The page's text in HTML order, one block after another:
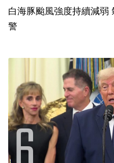
白海豚颱風強度持續減
警